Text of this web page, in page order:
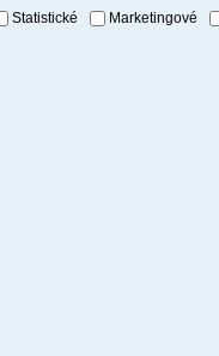
Statistické Marketingové